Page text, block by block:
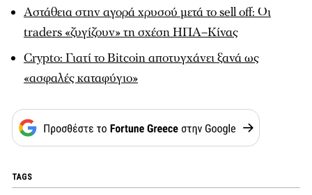
Αστάθεια στην αγορά χρυσού μετά το sell off: Οι
traders «ζυγίζουν» τη σχέση ΗΠΑ–Κίνας
Crypto: Γιατί το Bitcoin αποτυγχάνει ξανά ως
«ασφαλές καταφύγιο»
TAGS